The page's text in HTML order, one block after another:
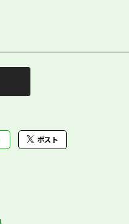
ポスト